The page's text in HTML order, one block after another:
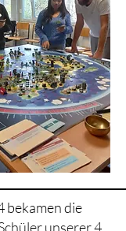
bekamen die
unserer 4.